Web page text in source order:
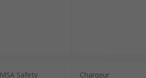
MSA Safety Chargeur